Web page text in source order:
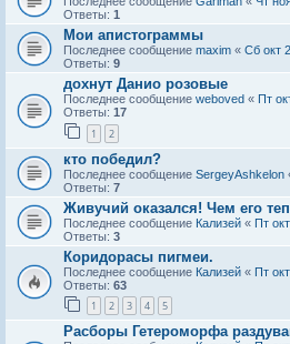
Ответы: 1
Мои апистограммы
Последнее сообщение maxim « Сб окт
Ответы: 9
дохнут Данио розовые
Последнее сообщение weboved « Пт
Ответы: 17
1 2
кто победил?
Последнее сообщение SergeyAshkelon
Ответы: 7
Живучий оказался! Чем его
Последнее сообщение Кализей « Пт
Ответы: 3
Коридорасы пигмеи.
Последнее сообщение Кализей « Пт
Ответы: 63
1 2 3 4 5
Расборы Гетероморфа